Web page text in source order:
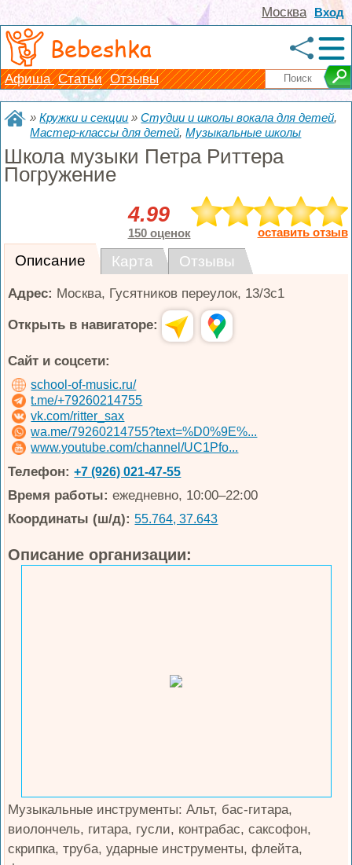
Вход
Москва
Bebeshka
Афиша Статьи Отзывы
»Кружки и секции »Студии и школы вокала для детей,
Мастер-классы для детей,Музыкальные школы
Школа музыки Петра Риттера
Погружение
4.99
150 оценок оставить отзыв
Описание Карта Отзывы
Адрес: Москва, Гусятников переулок, 13/3с1
Открыть в навигаторе:
Сайт и соцсети:
school-of-music.ru/
t.me/+79260214755
vk.com/ritter_sax
wa.me/79260214755?text=%D0%9E%...
www.youtube.com/channel/UC1Pfo...
Телефон: +7 (926) 021-47-55
Время работы: ежедневно, 10:00–22:00
Координаты (ш/д): 55.764, 37.643
Описание организации:
Музыкальные инструменты: Альт, бас-гитара,
виолончель, гитара, гусли, контрабас, саксофон,
скрипка, труба, ударные инструменты, флейта,